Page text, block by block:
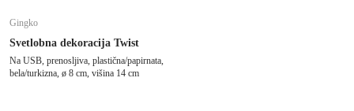
Gingko
Svetlobna dekoracija Twist
Na USB, prenosljiva, plastična/papirnata,
bela/turkizna, ø 8 cm, višina 14 cm